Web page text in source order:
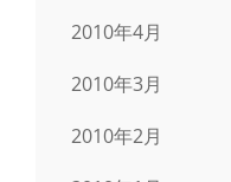
2010年4月
2010年3月
2010年2月